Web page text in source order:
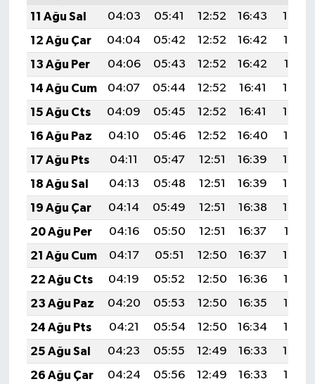
11 Ağu Sal
04:03 05:41 12:52 16:43
19:54
12 Ağu Çar
04:04 05:42 12:52 16:42
19:52
13 Ağu Per
04:06 05:43 12:52 16:42
19:51
14 Ağu Cum
04:07 05:44 12:52 16:41
19:50
15 Ağu Cts
04:09 05:45 12:52 16:41
19:48
16 Ağu Paz
04:10 05:46 12:52 16:40
19:47
17 Ağu Pts
04:11 05:47 12:51 16:39
19:46
18 Ağu Sal
04:13 05:48 12:51 16:39
19:44
19 Ağu Çar
04:14 05:49 12:51 16:38
19:43
20 Ağu Per
04:16 05:50 12:51 16:37
19:41
21 Ağu Cum
04:17 05:51 12:50 16:37
19:40
22 Ağu Cts
04:19 05:52 12:50 16:36
19:38
23 Ağu Paz
04:20 05:53 12:50 16:35
19:37
24 Ağu Pts
04:21 05:54 12:50 16:34
19:35
25 Ağu Sal
04:23 05:55 12:49 16:33
19:34
26 Ağu Çar
04:24 05:56 12:49 16:33
19:32